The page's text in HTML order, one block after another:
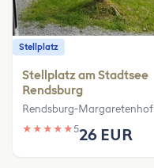
Stellplatz
Stellplatz am Stadtsee
Rendsburg
Rendsburg-Margaretenhof
★ ★ ★ ★ ★526 EUR